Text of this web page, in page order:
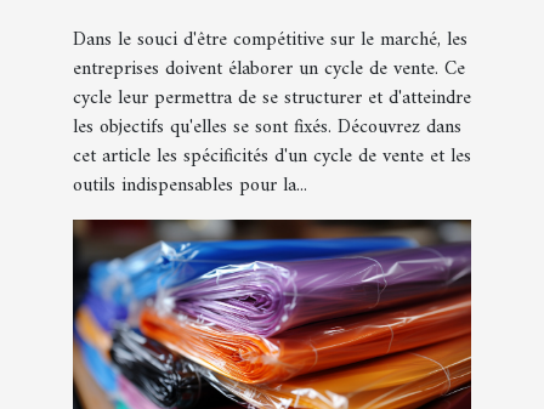
Dans le souci d'être compétitive sur le marché, les
entreprises doivent élaborer un cycle de vente. Ce
cycle leur permettra de se structurer et d'atteindre
les objectifs qu'elles se sont fixés. Découvrez dans
cet article les spécificités d'un cycle de vente et les
outils indispensables pour la...